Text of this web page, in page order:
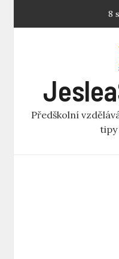
8
Předškolní